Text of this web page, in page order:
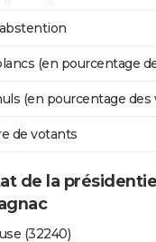
(en pourcentage
(en pourcentage
de votants
de la
(32240)